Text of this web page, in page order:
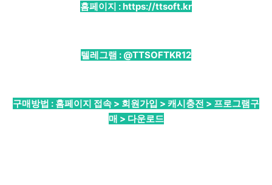
홈페이지 :https://ttsoft.kr
텔레그램 : @TTSOFTKR12
구매방법 : 홈페이지 접속 > 회원가입 > 캐시충전 > 프로그램구
매 > 다운로드